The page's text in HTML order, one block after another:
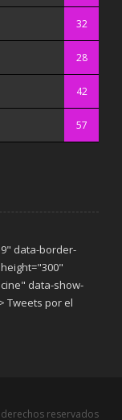
32
28
42
57
data-border-
height="300"
data-show-
Tweets por el
reservados